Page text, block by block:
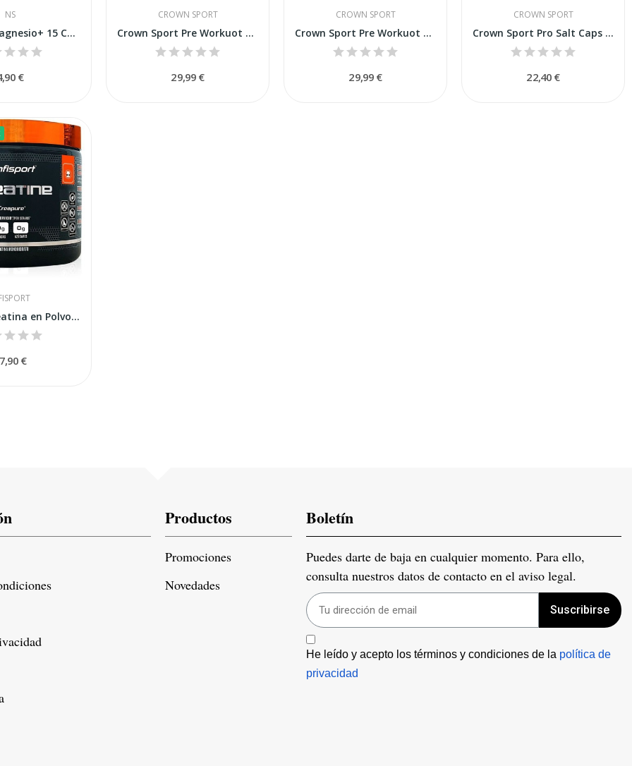
NS
Ns Vitans Magnesio+ 15 Comprimidos Efervescentes
€
CROWN SPORT
Crown Sport Pre Workuot PRO ST Blue Storm 300g
29,99 €
CROWN SPORT
Crown Sport Pre Workuot PRO ST Cítrico 300g
29,99 €
CROWN SPORT
Crown Sport Pro Salt Caps 60 Cápsulas
22,40 €
Infisport Creatina en Polvo 300gr
€
Productos
Promociones
Novedades
Boletín
Puedes darte de baja en cualquier momento. Para ello,
consulta nuestros datos de contacto en el aviso legal.
Suscribirse
He leído y acepto los términos y condiciones de la política de
privacidad